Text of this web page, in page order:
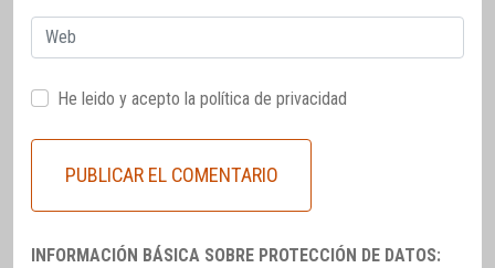
Web
He leido y acepto la política de privacidad
INFORMACIÓN BÁSICA SOBRE PROTECCIÓN DE DATOS: